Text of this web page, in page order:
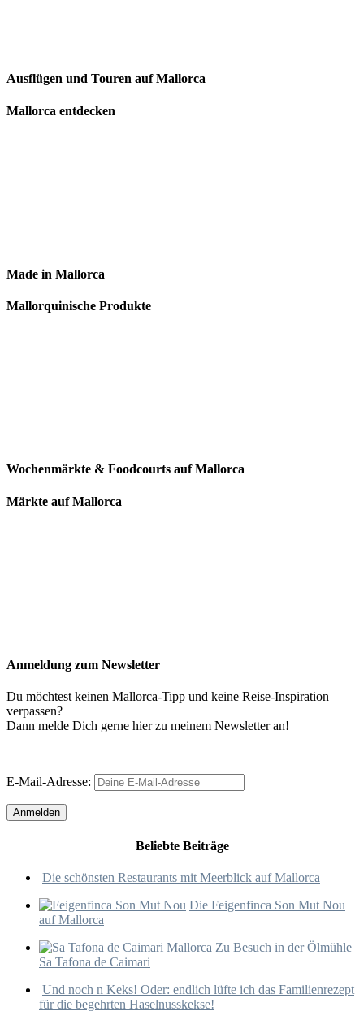
Ausflügen und Touren auf Mallorca
Mallorca entdecken
Made in Mallorca
Mallorquinische Produkte
Wochenmärkte & Foodcourts auf Mallorca
Märkte auf Mallorca
Anmeldung zum Newsletter
Du möchtest keinen Mallorca-Tipp und keine Reise-Inspiration
verpassen?
Dann melde Dich gerne hier zu meinem Newsletter an!
E-Mail-Adresse:
Beliebte Beiträge
Die schönsten Restaurants mit Meerblick auf Mallorca
Die Feigenfinca Son Mut Nou
auf Mallorca
Zu Besuch in der Ölmühle
Sa Tafona de Caimari
Und noch n Keks! Oder: endlich lüfte ich das Familienrezept
für die begehrten Haselnusskekse!